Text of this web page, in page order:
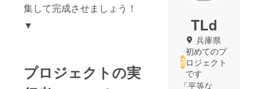
集して完成させましょう！
▼
プロジェクトの実
TLd
兵庫県
初めてのプ
ロジェクト
です
「平等な